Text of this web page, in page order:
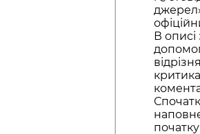
В описі